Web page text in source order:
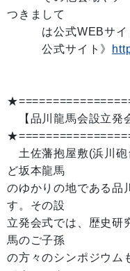
つきまして
は公式WEBサイト
公式サイト》
【品川龍馬会設立発
土佐藩抱屋敷(浜川砲
ど坂本龍馬
のゆかりの地である品
す。その設
立発会式では、歴史研
馬のご子孫
の方々のシンポジウム